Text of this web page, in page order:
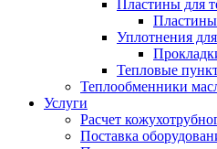
Пластины для
Пластины
Уплотнения
Тепловые
Теплообменники
Услуги
Расчет
Поставка